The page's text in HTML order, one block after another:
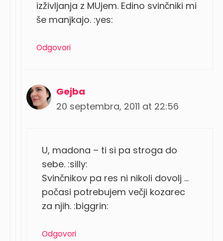
izživljanja z MUjem. Edino svinčniki mi
še manjkajo. :yes:
Odgovori
Gejba
20 septembra, 2011 at 22:56
U, madona – ti si pa stroga do
sebe. :silly:
Svinčnikov pa res ni nikoli dovolj …
počasi potrebujem večji kozarec
za njih. :biggrin:
Odgovori